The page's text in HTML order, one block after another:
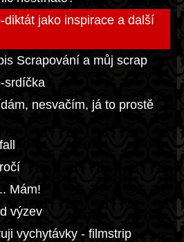
jako inspirace a další
Scrapování a můj scrap
srdíčka
nesvačím, já to prostě
Mám!
výzev
vychytávky - filmstrip